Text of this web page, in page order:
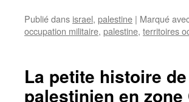
Publié dans israel, palestine | Marqué
occupation militaire, palestine, territoires
La petite histoire
palestinien en zone